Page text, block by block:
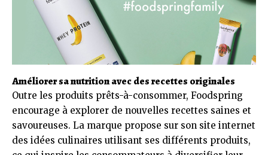
Améliorer sa nutrition avec des recettes originales
Outre les produits prêts-à-consommer, Foodspring
encourage à explorer de nouvelles recettes saines et
savoureuses. La marque propose sur son site internet
des idées culinaires utilisant ses différents produits,